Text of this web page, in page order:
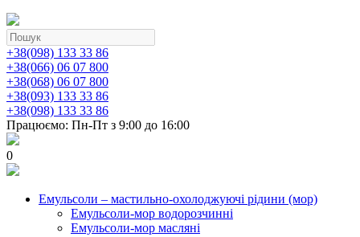
+38(098) 133 33 86
+38(066) 06 07 800
+38(068) 06 07 800
+38(093) 133 33 86
+38(098) 133 33 86
Працюємо: Пн-Пт з 9:00 до 16:00
0
Емульсоли – мастильно-охолоджуючі рідини (мор)
Емульсоли-мор водорозчинні
Емульсоли-мор масляні